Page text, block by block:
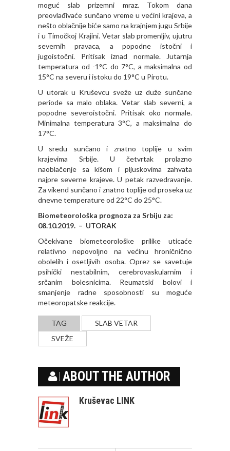
moguć slab prizemni mraz. Tokom dana
preovlađivaće sunčano vreme u većini krajeva, a
nešto oblačnije biće samo na krajnjem jugu Srbije
i u Timočkoj Krajini. Vetar slab promenljiv, ujutru
severnih pravaca, a popodne istočni i
jugoistočni. Pritisak iznad normale. Jutarnja
temperatura od -1°C do 7°C, a maksimalna od
15°C na severu i istoku do 19°C u Pirotu.
U utorak u Kruševcu sveže uz duže sunčane
periode sa malo oblaka. Vetar slab severni, a
popodne severoistočni. Pritisak oko normale.
Minimalna temperatura 3°C, a maksimalna do
17°C.
U sredu sunčano i znatno toplije u svim
krajevima Srbije. U četvrtak prolazno
naoblačenje sa kišom i pljuskovima zahvata
najpre severne krajeve. U petak razvedravanje.
Za vikend sunčano i znatno toplije od proseka uz
dnevne temperature od 22°C do 25°C.
Biometeorološka prognoza za Srbiju za:
08.10.2019. – UTORAK
Očekivane biometeorološke prilike uticaće
relativno nepovolјno na većinu hroničnično
obolelih i osetlјivih osoba. Oprez se savetuje
psihički nestabilnim, cerebrovaskularnim i
srčanim bolesnicima. Reumatski bolovi i
smanjenje radne sposobnosti su moguće
meteoropatske reakcije.
TAG
SLAB VETAR
SVEŽE
ABOUT THE AUTHOR
Kruševac LINK